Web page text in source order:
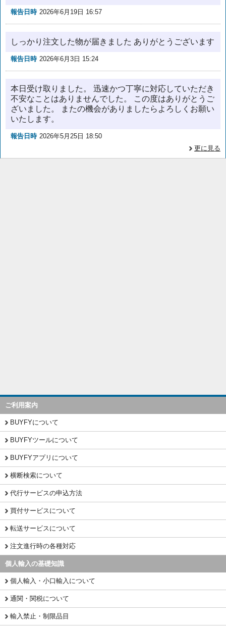
報告日時 2026年6月19日 16:57
しっかり注文した物が届きました ありがとうございます
報告日時 2026年6月3日 15:24
本日受け取りました。 迅速かつ丁寧に対応していただき
不安なことはありませんでした。 この度はありがとうご
ざいました。 またの機会がありましたらよろしくお願い
いたします。
報告日時 2026年5月25日 18:50
更に見る
ご利用案内
BUYFYについて
BUYFYツールについて
BUYFYアプリについて
横断検索について
代行サービスの申込方法
買付サービスについて
転送サービスについて
注文進行時の各種対応
個人輸入の基礎知識
個人輸入・小口輸入について
通関・関税について
輸入禁止・制限品目